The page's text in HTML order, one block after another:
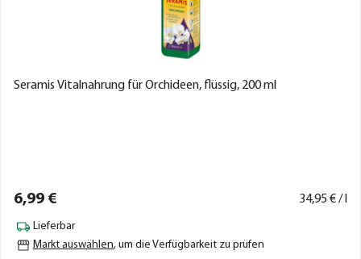
Seramis Vitalnahrung für Orchideen, flüssig, 200 ml
6,99 € 34,95€ / l
Lieferbar
Markt auswählen, um die Verfügbarkeit zu prüfen